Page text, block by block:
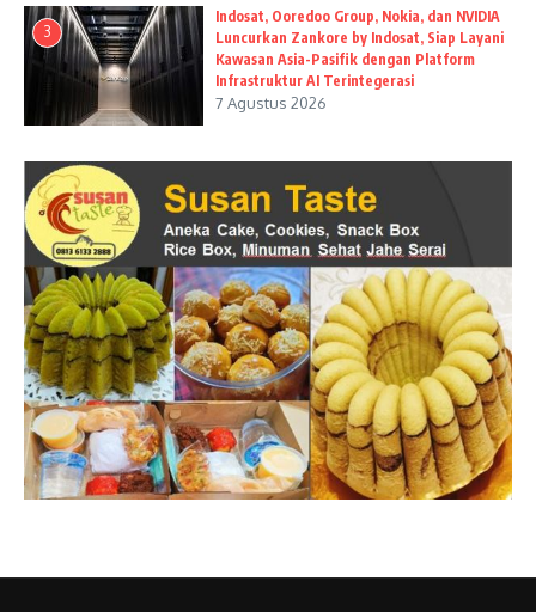
3
Indosat, Ooredoo Group, Nokia, dan NVIDIA
Luncurkan Zankore by Indosat, Siap Layani
Kawasan Asia-Pasifik dengan Platform
Infrastruktur AI Terintegerasi
7 Agustus 2026